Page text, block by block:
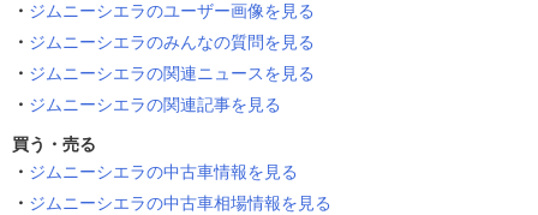
ジムニーシエラのユーザー画像を見る
ジムニーシエラのみんなの質問を見る
ジムニーシエラの関連ニュースを見る
ジムニーシエラの関連記事を見る
買う・売る
ジムニーシエラの中古車情報を見る
ジムニーシエラの中古車相場情報を見る